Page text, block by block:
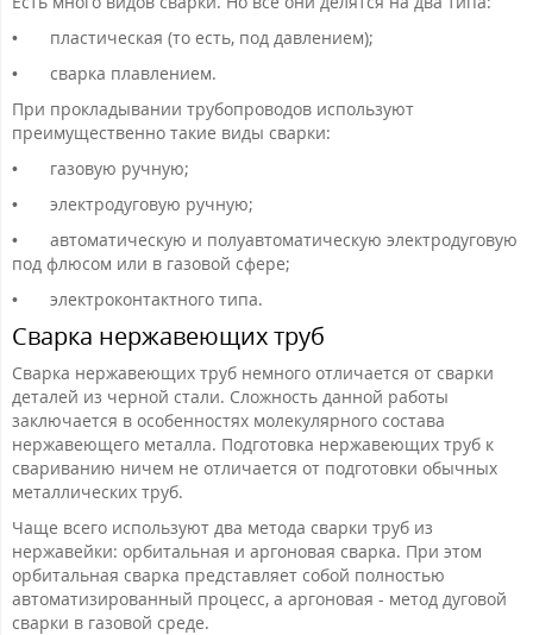
•
пластическая (то есть, под давлением);
•
сварка плавлением.
При прокладывании трубопроводов используют
преимущественно такие виды сварки:
•
газовую ручную;
•
электродуговую ручную;
•
автоматическую и полуавтоматическую электродуговую
под флюсом или в газовой сфере;
•
электроконтактного типа.
Сварка нержавеющих труб
Сварка нержавеющих труб немного отличается от сварки
деталей из черной стали. Сложность данной работы
заключается в особенностях молекулярного состава
нержавеющего металла. Подготовка нержавеющих труб к
свариванию ничем не отличается от подготовки обычных
металлических труб.
Чаще всего используют два метода сварки труб из
нержавейки: орбитальная и аргоновая сварка. При этом
орбитальная сварка представляет собой полностью
автоматизированный процесс, а аргоновая - метод дуговой
сварки в газовой среде.